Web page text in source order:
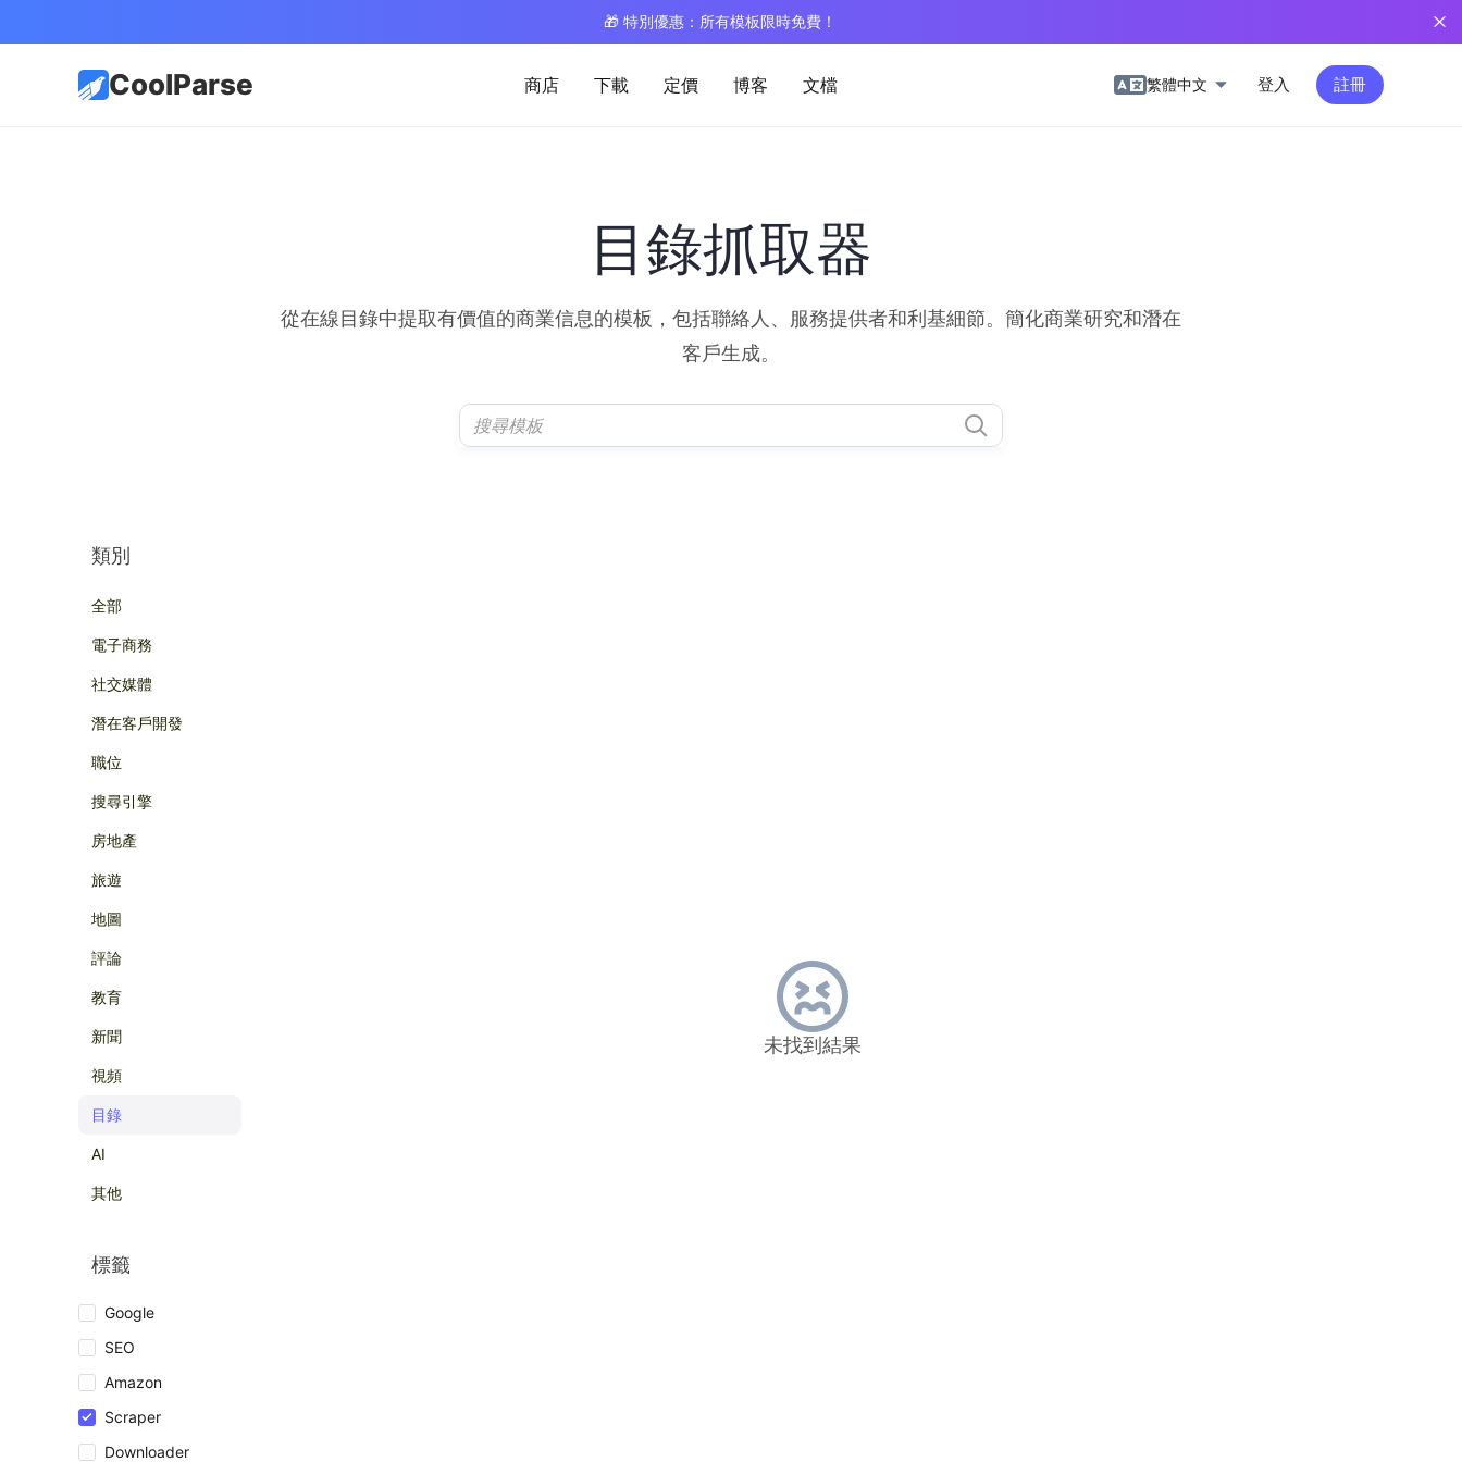
🎁 特別優惠：所有模板限時免費！
CoolParse 商店 下載 定價 博客 文檔 繁體中文 登入 註冊
目錄抓取器
從在線目錄中提取有價值的商業信息的模板，包括聯絡人、服務提供者和利基細節。簡化商業研究和潛在
客戶生成。
類別
全部
電子商務
社交媒體
潛在客戶開發
職位
搜尋引擎
房地產
旅遊
地圖
評論
教育
新聞
視頻
目錄
AI
其他
標籤
Google
SEO
Amazon
Scraper
Downloader
未找到結果